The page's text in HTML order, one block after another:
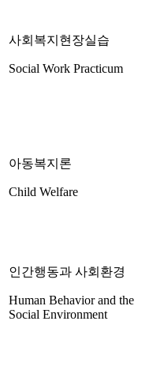
사회복지현장실습
Social Work Practicum
아동복지론
Child Welfare
인간행동과 사회환경
Human Behavior and the
Social Environment